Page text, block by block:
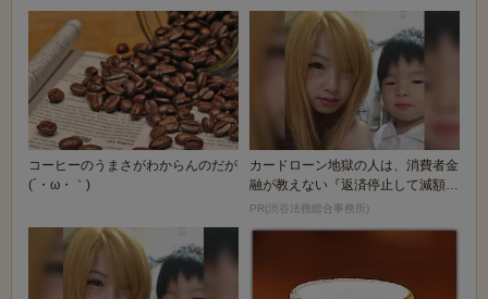
コーヒーのうまさがわからんのだが
(´・ω・｀)
カードローン地獄の人は、消費者金
融が教えない『返済停止して減額・
免除する方法』で...
PR(渋谷法務総合事務所)